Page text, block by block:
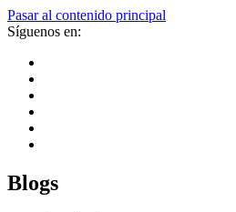
Pasar al contenido principal
Síguenos en:
Blogs